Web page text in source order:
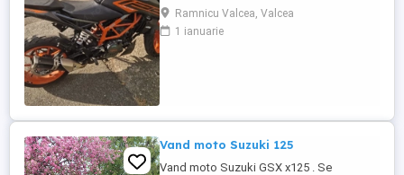
ideală pentru începători sau pentru oraș.
Fără daune, lovituri!
Ramnicu Valcea, Valcea
1 ianuarie
Vand moto Suzuki 125
Vand moto Suzuki GSX x125 . Se